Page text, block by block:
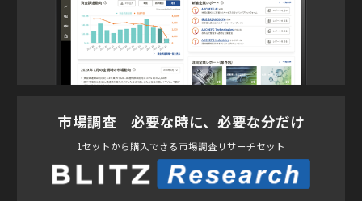
市場調査 必要な時に、必要な分だけ
1セットから購入できる市場調査リサーチセット